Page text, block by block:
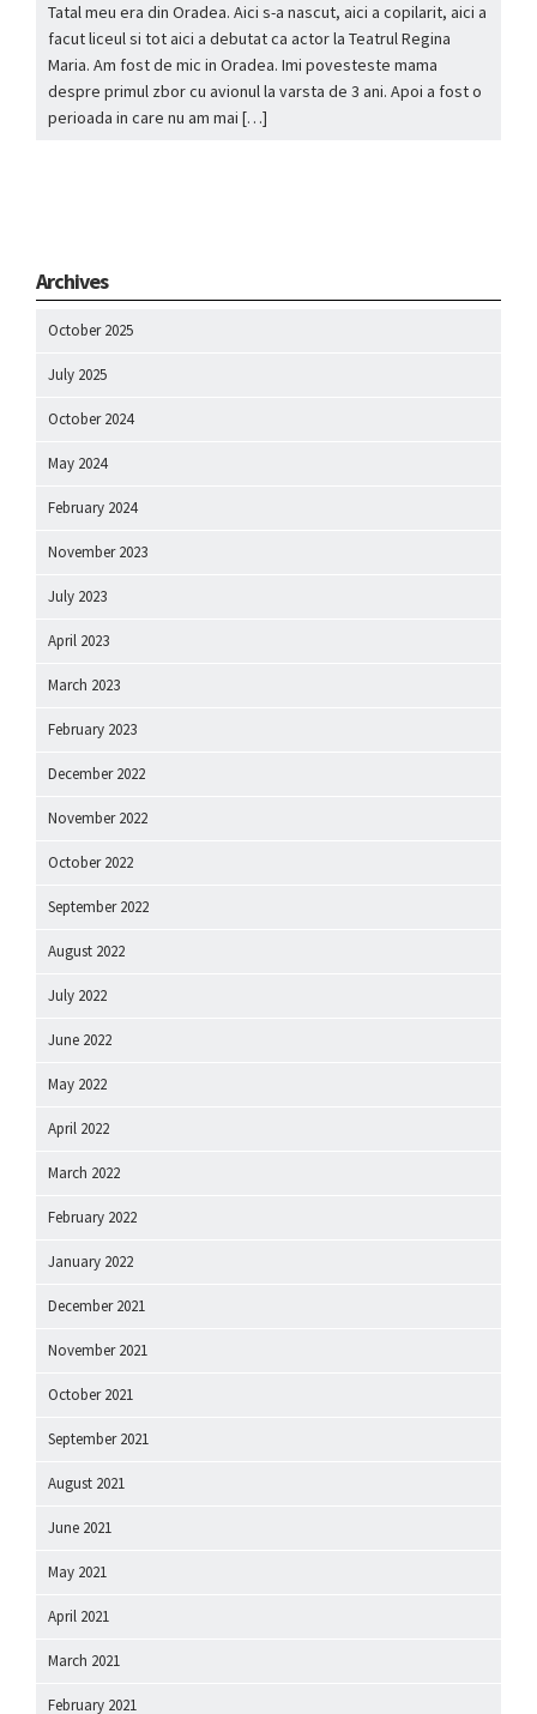
Tatal meu era din Oradea. Aici s-a nascut, aici a copilarit, aici a
facut liceul si tot aici a debutat ca actor la Teatrul Regina
Maria. Am fost de mic in Oradea. Imi povesteste mama
despre primul zbor cu avionul la varsta de 3 ani. Apoi a fost o
perioada in care nu am mai […]
Archives
October 2025
July 2025
October 2024
May 2024
February 2024
November 2023
July 2023
April 2023
March 2023
February 2023
December 2022
November 2022
October 2022
September 2022
August 2022
July 2022
June 2022
May 2022
April 2022
March 2022
February 2022
January 2022
December 2021
November 2021
October 2021
September 2021
August 2021
June 2021
May 2021
April 2021
March 2021
February 2021